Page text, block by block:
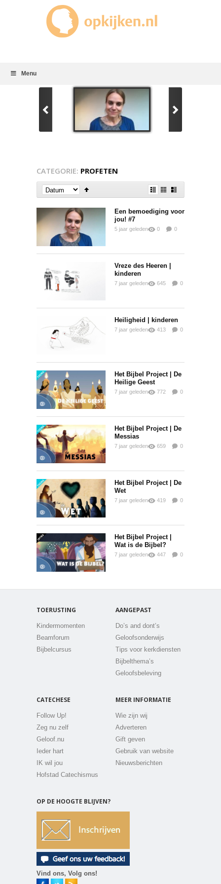
Menu
CATEGORIE: PROFETEN
Een bemoediging voor
jou! #7
5 jaar geleden 0
0
Vreze des Heeren |
kinderen
7 jaar geleden 645
0
Heiligheid | kinderen
7 jaar geleden 413
0
Het Bijbel Project | De
Heilige Geest
7 jaar geleden 772
0
Het Bijbel Project | De
Messias
7 jaar geleden 659
0
Het Bijbel Project | De
Wet
7 jaar geleden 419
0
Het Bijbel Project |
Wat is de Bijbel?
7 jaar geleden 447
0
TOERUSTING
Kindermomenten
Beamforum
Bijbelcursus
AANGEPAST
Do’s and dont’s
Geloofsonderwijs
Tips voor kerkdiensten
Bijbelthema’s
Geloofsbeleving
CATECHESE
Follow Up!
Zeg nu zelf
Geloof.nu
Ieder hart
IK wil jou
Hofstad Catechismus
MEER INFORMATIE
Wie zijn wij
Adverteren
Gift geven
Gebruik van website
Nieuwsberichten
OP DE HOOGTE BLIJVEN?
Vind ons, Volg ons!